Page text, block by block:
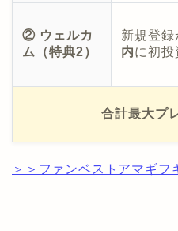
② ウェルカ
ム（特典2）
新規登録
内に初投
合計最大プ
＞＞ファンベストアマギフ